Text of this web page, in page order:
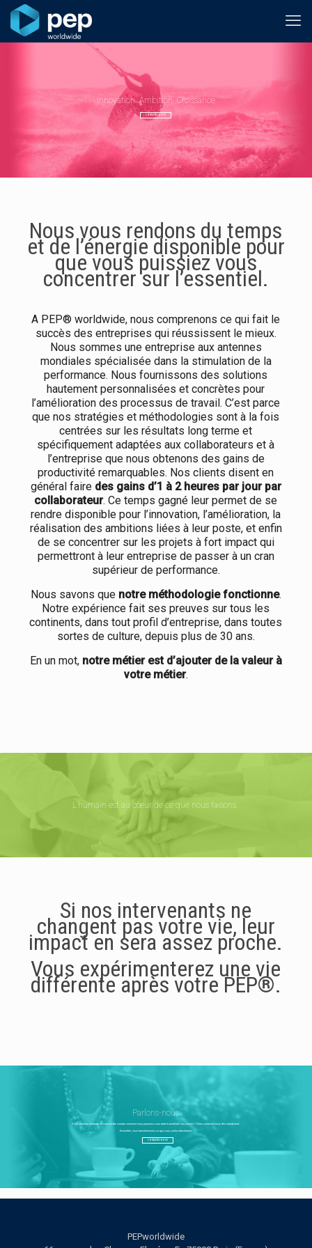
Innovation. Ambition. Croissance
CONTACTEZ-NOUS
Nous vous rendons du temps
et de l’énergie disponible pour
que vous puissiez vous
concentrer sur l’essentiel.
A PEP® worldwide, nous comprenons ce qui fait le
succès des entreprises qui réussissent le mieux.
Nous sommes une entreprise aux antennes
mondiales spécialisée dans la stimulation de la
performance. Nous fournissons des solutions
hautement personnalisées et concrètes pour
l’amélioration des processus de travail. C’est parce
que nos stratégies et méthodologies sont à la fois
centrées sur les résultats long terme et
spécifiquement adaptées aux collaborateurs et à
l’entreprise que nous obtenons des gains de
productivité remarquables. Nos clients disent en
général faire des gains d’1 à 2 heures par jour par
collaborateur. Ce temps gagné leur permet de se
rendre disponible pour l’innovation, l’amélioration, la
réalisation des ambitions liées à leur poste, et enfin
de se concentrer sur les projets à fort impact qui
permettront à leur entreprise de passer à un cran
supérieur de performance.
Nous savons que notre méthodologie fonctionne.
Notre expérience fait ses preuves sur tous les
continents, dans tout profil d’entreprise, dans toutes
sortes de culture, depuis plus de 30 ans.
En un mot, notre métier est d’ajouter de la valeur à
votre métier.
L’humain est au cœur de ce que nous faisons.
Si nos intervenants ne
changent pas votre vie, leur
impact en sera assez proche.
Vous expérimenterez une vie
différente après votre PEP®.
Parlons-nous
Vous aimeriez échanger et vous rendre compte comment nous pourrions vous aider à améliorer vos succès ? Alors contactez-nous dès maintenant.
CONTACTEZ-NOUS
Ensemble, nous transformerons ce que vous voulez transformer.
PEPworldwide